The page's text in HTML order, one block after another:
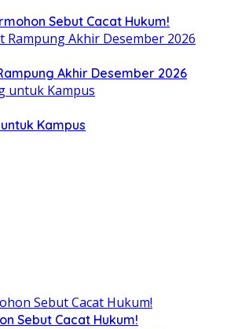
Sebut Cacat Hukum!
Akhir Desember 2026
Kampus
Sebut Cacat Hukum!